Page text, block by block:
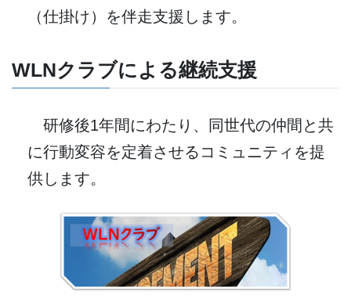
（仕掛け）を伴走支援します。
WLNクラブによる継続支援
研修後1年間にわたり、同世代の仲間と共
に行動変容を定着させるコミュニティを提
供します。